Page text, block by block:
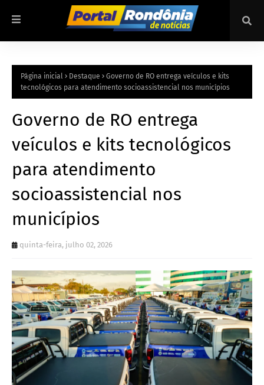
Página inicial Destaque
Governo de RO entrega veículos e kits
tecnológicos para atendimento socioassistencial nos municípios
Governo de RO entrega
veículos e kits tecnológicos
para atendimento
socioassistencial nos
municípios
quinta-feira, julho 02, 2026